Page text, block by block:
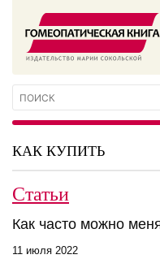
КАК КУПИТЬ
Статьи
Как часто можно
11 июля 2022